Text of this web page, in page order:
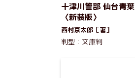
十津川警部 仙台青
〈新装版〉
西村京太郎［著］
判型：文庫判